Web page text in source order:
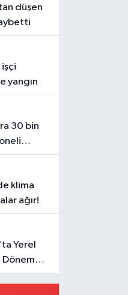
yangın
ağır!
Dönem